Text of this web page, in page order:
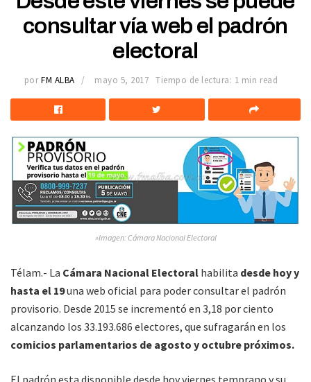
consultar vía web el padrón
electoral
por FM ALBA mayo 5, 2017 Tiempo de lectura: 1 min read
»Imagen: Cámara Nacional Electoral
Télam.- La Cámara Nacional Electoral habilita desde hoy y
hasta el 19una web oficial para poder consultar el padrón
provisorio. Desde 2015 se incrementó en 3,18 por ciento
alcanzando los 33.193.686 electores, que sufragarán en los
comicios parlamentarios de agosto y octubre próximos.